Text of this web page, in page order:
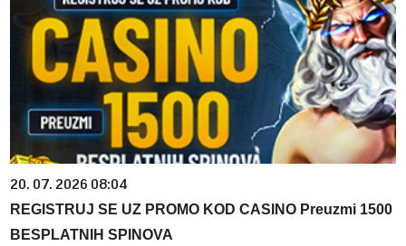
20. 07. 2026 08:04
REGISTRUJ SE UZ PROMO KOD CASINO Preuzmi 1500
BESPLATNIH SPINOVA